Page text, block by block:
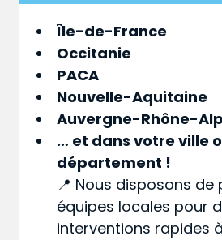
Île-de-France
Occitanie
PACA
Nouvelle-Aquitaine
Auvergne-Rhône-
… et dans votreville
département !
📍 Nous disposons de
équipes locales pour
interventions rapides